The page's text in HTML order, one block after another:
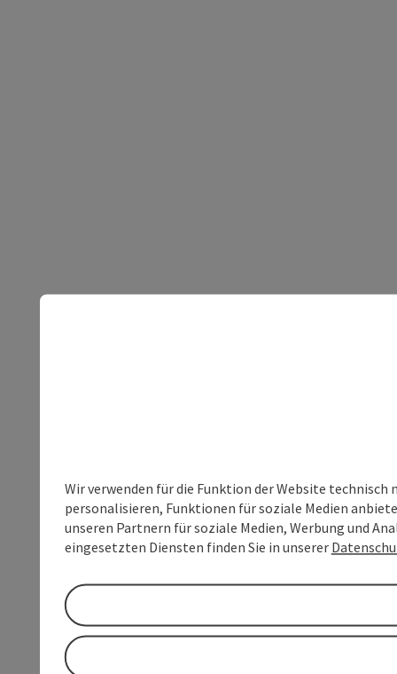
Wir verwenden für die Funktion der Website
personalisieren, Funktionen für soziale Medien
unseren Partnern für soziale Medien, Werbung und
eingesetzten Diensten finden Sie in unserer